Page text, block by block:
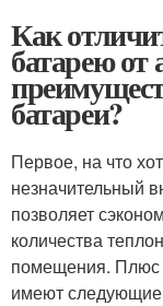
Как
батарею
батареи?
Первое, на что
незначительный
позволяет
количества
помещения. Плюс
имеют